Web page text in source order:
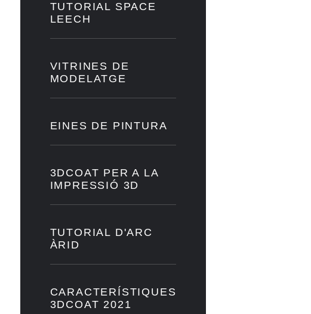
TUTORIAL SPACE
LEECH
VITRINES DE
MODELATGE
EINES DE PINTURA
3DCOAT PER A LA
IMPRESSIÓ 3D
TUTORIAL D'ARC
ÀRID
CARACTERÍSTIQUES
3DCOAT 2021